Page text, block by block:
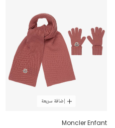
إضافة سريعة
Moncler Enfant